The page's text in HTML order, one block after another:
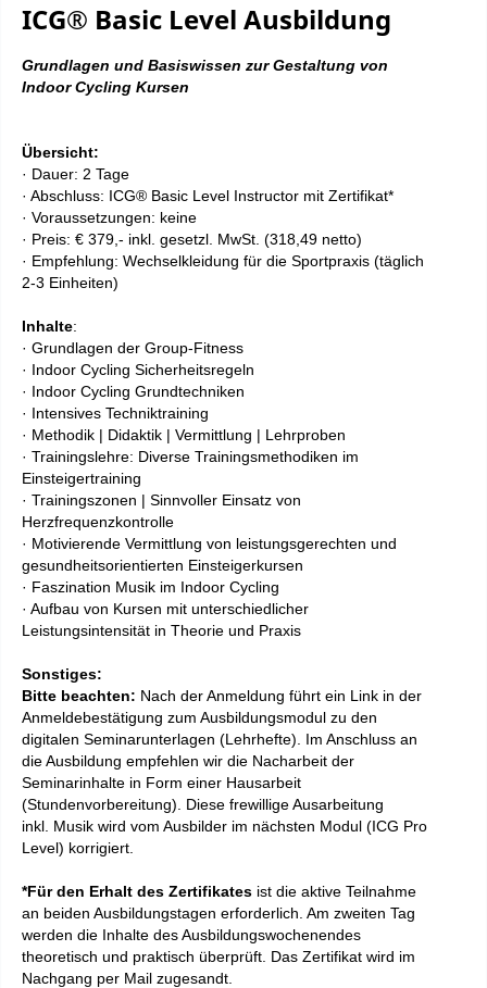
ICG® Basic Level Ausbildung
Grundlagen und Basiswissen zur Gestaltung von
Indoor Cycling Kursen
Übersicht:
· Dauer: 2 Tage
· Abschluss: ICG® Basic Level Instructor mit Zertifikat*
· Voraussetzungen: keine
· Preis: € 379,- inkl. gesetzl. MwSt. (318,49 netto)
· Empfehlung: Wechselkleidung für die Sportpraxis (täglich
2-3 Einheiten)
Inhalte:
· Grundlagen der Group-Fitness
· Indoor Cycling Sicherheitsregeln
· Indoor Cycling Grundtechniken
· Intensives Techniktraining
· Methodik | Didaktik | Vermittlung | Lehrproben
· Trainingslehre: Diverse Trainingsmethodiken im
Einsteigertraining
· Trainingszonen | Sinnvoller Einsatz von
Herzfrequenzkontrolle
· Motivierende Vermittlung von leistungsgerechten und
gesundheitsorientierten Einsteigerkursen
· Faszination Musik im Indoor Cycling
· Aufbau von Kursen mit unterschiedlicher
Leistungsintensität in Theorie und Praxis
Sonstiges:
Bitte beachten: Nach der Anmeldung führt ein Link in der
Anmeldebestätigung zum Ausbildungsmodul zu den
digitalen Seminarunterlagen (Lehrhefte). Im Anschluss an
die Ausbildung empfehlen wir die Nacharbeit der
Seminarinhalte in Form einer Hausarbeit
(Stundenvorbereitung). Diese frewillige Ausarbeitung
inkl. Musik wird vom Ausbilder im nächsten Modul (ICG Pro
Level) korrigiert.
*Für den Erhalt des Zertifikates ist die aktive Teilnahme
an beiden Ausbildungstagen erforderlich. Am zweiten Tag
werden die Inhalte des Ausbildungswochenendes
theoretisch und praktisch überprüft. Das Zertifikat wird im
Nachgang per Mail zugesandt.